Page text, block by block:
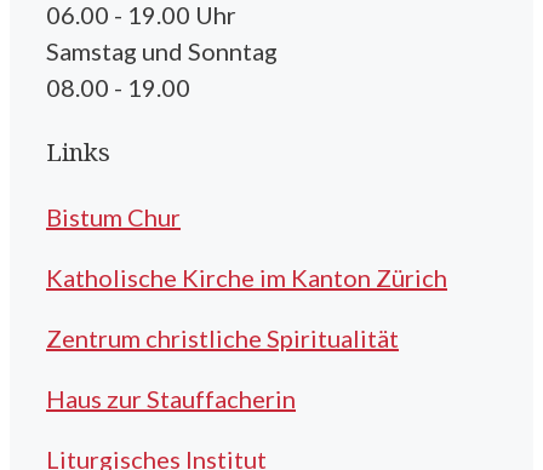
06.00 - 19.00 Uhr
Samstag und Sonntag
08.00 - 19.00
Links
Bistum Chur
Katholische Kirche im Kanton Zürich
Zentrum christliche Spiritualität
Haus zur Stauffacherin
Liturgisches Institut